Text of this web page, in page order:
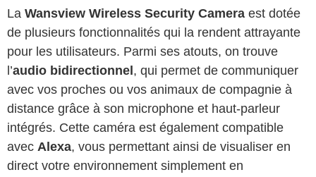
La Wansview Wireless Security Camera est dotée
de plusieurs fonctionnalités qui la rendent attrayante
pour les utilisateurs. Parmi ses atouts, on trouve
l’audio bidirectionnel , qui permet de communiquer
avec vos proches ou vos animaux de compagnie à
distance grâce à son microphone et haut-parleur
intégrés. Cette caméra est également compatible
avec Alexa, vous permettant ainsi de visualiser en
direct votre environnement simplement en